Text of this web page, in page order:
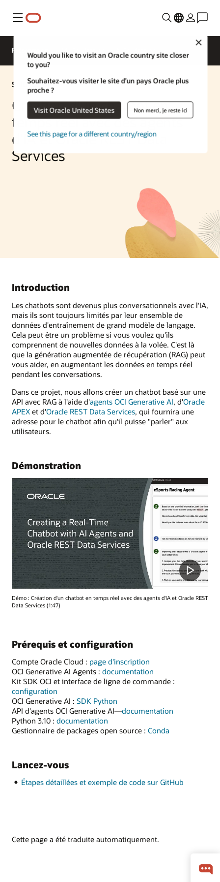
Menu
Would you like to visit an Oracle country site closer
to you?
Souhaitez-vous visiter le site d’un pays Oracle plus
proche ?
Visit Oracle United States Non merci, je reste ici
See this page for a different country/region
Présentation
Solution IA
Création d'un chatbot en
temps réel avec des agents
d'IA et Oracle REST Data
Services
Introduction
Les chatbots sont devenus plus conversationnels avec l'IA,
mais ils sont toujours limités par leur ensemble de
données d'entraînement de grand modèle de langage.
Cela peut être un problème si vous voulez qu'ils
comprennent de nouvelles données à la volée. C'est là
que la génération augmentée de récupération (RAG) peut
vous aider, en augmentant les données en temps réel
pendant les conversations.
Dans ce projet, nous allons créer un chatbot basé sur une
API avec RAG à l'aide d'agents OCI Generative AI, d'Oracle
APEX et d'Oracle REST Data Services, qui fournira une
adresse pour le chatbot afin qu'il puisse "parler" aux
utilisateurs.
Démonstration
Démo : Création d'un chatbot en temps réel avec des agents d'IA et Oracle REST
Data Services (1:47)
Prérequis et configuration
Compte Oracle Cloud : page d'inscription
OCI Generative AI Agents : documentation
Kit SDK OCI et interface de ligne de commande :
configuration
OCI Generative AI : SDK Python
API d'agents OCI Generative AI—documentation
Python 3.10 : documentation
Gestionnaire de packages open source : Conda
Lancez-vous
Étapes détaillées et exemple de code sur GitHub
Cette page a été traduite automatiquement.